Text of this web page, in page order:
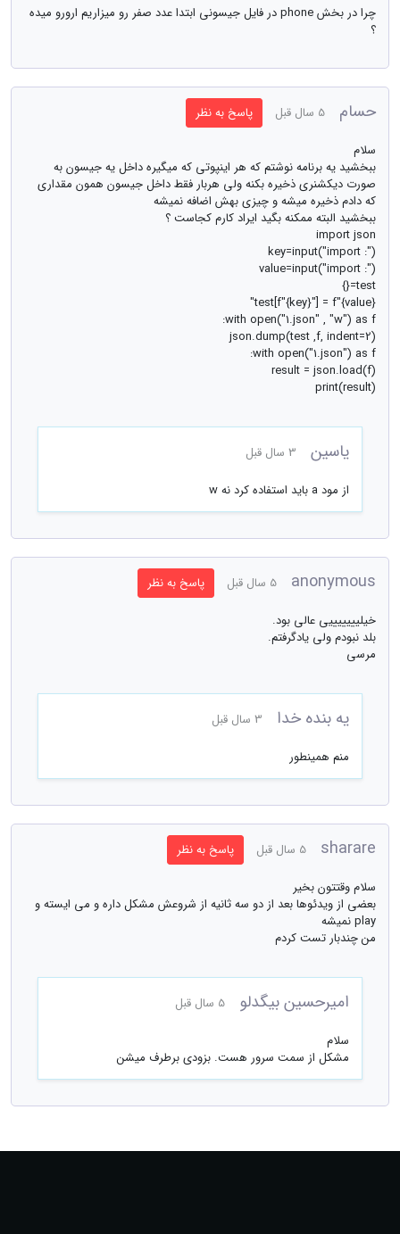
چرا در بخش phone در فایل جیسونی ابتدا عدد صفر رو میزاریم ارورو میده
؟
حسام 5 سال قبل
پاسخ به نظر
سلام
ببخشید یه برنامه نوشتم که هر اینپوتی که میگیره داخل یه جیسون به
صورت دیکشنری ذخیره بکنه ولی هربار فقط داخل جیسون همون مقداری
که دادم ذخیره میشه و چیزی بهش اضافه نمیشه
ببخشید البته ممکنه بگید ایراد کارم کجاست ؟
import json
key=input("import :")
value=input("import :")
test={}
test[f"{key}"] = f"{value}"
with open("1.json" , "w") as f:
json.dump(test ,f, indent=2)
with open("1.json") as f:
result = json.load(f)
print(result)
یاسین
3 سال قبل
از مود a باید استفاده کرد نه w
anonymous 5 سال قبل
پاسخ به نظر
خیلیییییییی عالی بود.
بلد نبودم ولی یادگرفتم.
مرسی
یه بنده خدا
3 سال قبل
منم همینطور
sharare 5 سال قبل
پاسخ به نظر
سلام وقتتون بخیر
بعضی از ویدئوها بعد از دو سه ثانیه از شروعش مشکل داره و می ایسته و
play نمیشه
من چندبار تست کردم
امیرحسین بیگدلو
5 سال قبل
سلام
مشکل از سمت سرور هست. بزودی برطرف میشن